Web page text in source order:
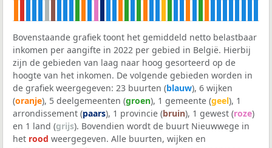
Bovenstaande grafiek toont het gemiddeld netto belastbaar
inkomen per aangifte in 2022 per gebied in België. Hierbij
zijn de gebieden van laag naar hoog gesorteerd op de
hoogte van het inkomen. De volgende gebieden worden in
de grafiek weergegeven: 23 buurten (blauw), 6 wijken
(oranje), 5 deelgemeenten (groen), 1 gemeente (geel), 1
arrondissement (paars), 1 provincie (bruin), 1 gewest (roze)
en 1 land (grijs). Bovendien wordt de buurt Nieuwwege in
het rood weergegeven. Alle buurten, wijken en